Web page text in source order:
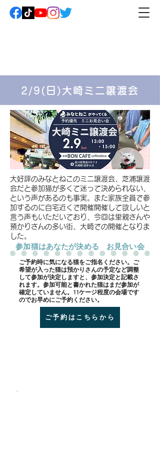
2/9(日)大崎ミニ譲渡会
​大好評のみなとねこのミニ譲渡会、芝浦譲渡
会だと参加猫が多くて迷って決められない、
という声があるのも事実。また家族全員で参
加するのに自宅近くで開催開催して欲しいと
言う声もいただいており、今回は里親さんや
預かりさんの多い街、大崎での開催となりま
した。
​参加猫はあなたが決める お見合い会
​ご予約時に気になる猫をご指名ください。ご
希望が入った猫は預かりさんの予定など調整
して参加が決定しますと、参加決定と記載さ
れます。参加可能と書かれた猫はまだ参加が
確定していません。11ケージ程度の会場です
のでお早めにご予約ください。
ご予約はこちらから